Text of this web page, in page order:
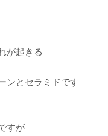
が起きる
ンとセラミドです
すが